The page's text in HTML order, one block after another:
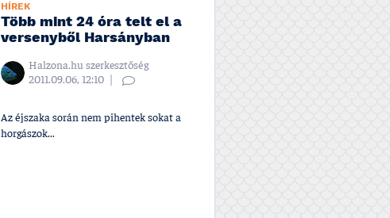
HÍREK
Több mint 24 óra telt el a
versenyből Harsányban
Halzona.hu szerkesztőség
2011.09.06, 12:10
Az éjszaka során nem pihentek sokat a
horgászok...